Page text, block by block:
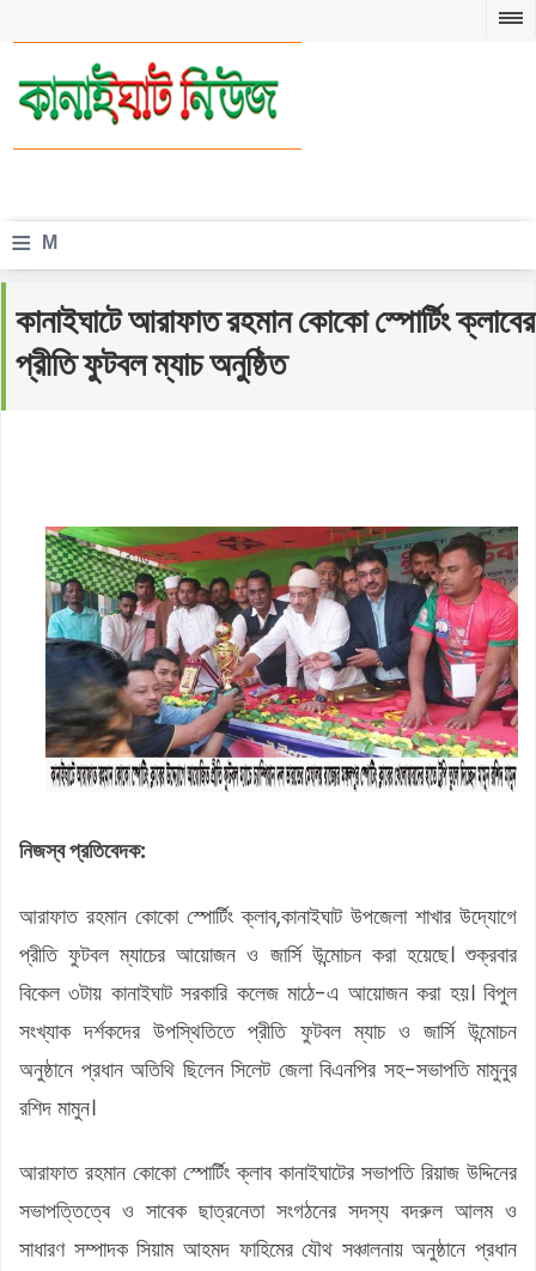
≡ M
n
u
কানাইঘাটে আরাফাত রহমান কোকো স্পোর্টিং ক্লাবের
প্রীতি ফুটবল ম্যাচ অনুষ্ঠিত
নিজস্ব প্রতিবেদক:
আরাফাত রহমান কোকো স্পোর্টিং ক্লাব,কানাইঘাট উপজেলা শাখার উদ্যোগে
প্রীতি ফুটবল ম্যাচের আয়োজন ও জার্সি উন্মোচন করা হয়েছে। শুক্রবার
বিকেল ৩টায় কানাইঘাট সরকারি কলেজ মাঠে-এ আয়োজন করা হয়। বিপুল
সংখ্যাক দর্শকদের উপস্থিতিতে প্রীতি ফুটবল ম্যাচ ও জার্সি উন্মোচন
অনুষ্ঠানে প্রধান অতিথি ছিলেন সিলেট জেলা বিএনপির সহ-সভাপতি মামুনুর
রশিদ মামুন।
আরাফাত রহমান কোকো স্পোর্টিং ক্লাব কানাইঘাটের সভাপতি রিয়াজ উদ্দিনের
সভাপত্তিত্বে ও সাবেক ছাত্রনেতা সংগঠনের সদস্য বদরুল আলম ও
সাধারণ সম্পাদক সিয়াম আহমদ ফাহিমের যৌথ সঞ্চালনায় অনুষ্ঠানে প্রধান